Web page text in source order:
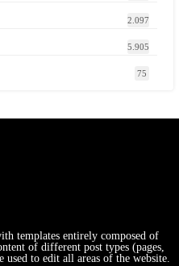
2.097
5.905
75
templates entirely composed of
of different post types (pages,
used to edit all areas of the website.